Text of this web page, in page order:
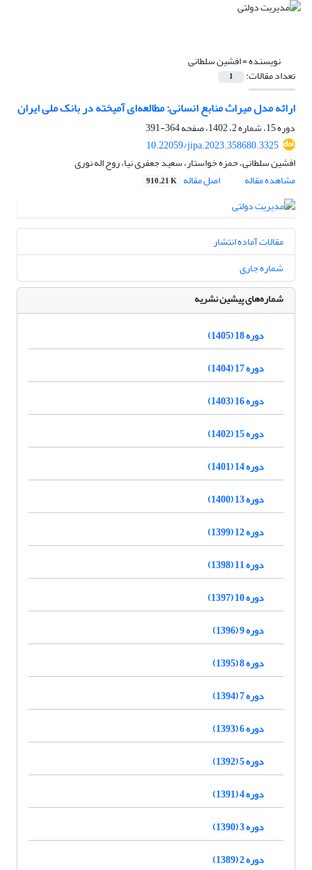
نویسنده =افشین سلطانی
تعداد مقالات: 1
ارائه مدل میراث منابع انسانی: مطالعه‌ای آمیخته در بانک ملی ایران
دوره 15، شماره 2، 1402، صفحه
364-391
10.22059/jipa.2023.358680.3325
افشین سلطانی، حمزه خواستار، سعید جعفری نیا، روح اله نوری
مشاهده مقاله
اصل مقاله 910.21 K
مقالات آماده انتشار
شماره جاری
شماره‌های پیشین نشریه
دوره 18 (1405)
دوره 17 (1404)
دوره 16 (1403)
دوره 15 (1402)
دوره 14 (1401)
دوره 13 (1400)
دوره 12 (1399)
دوره 11 (1398)
دوره 10 (1397)
دوره 9 (1396)
دوره 8 (1395)
دوره 7 (1394)
دوره 6 (1393)
دوره 5 (1392)
دوره 4 (1391)
دوره 3 (1390)
دوره 2 (1389)